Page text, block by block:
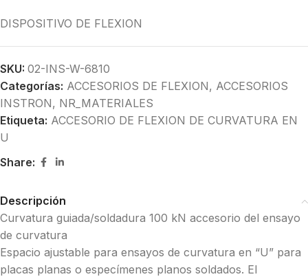
DISPOSITIVO DE FLEXION
SKU: 02-INS-W-6810
Categorías: ACCESORIOS DE FLEXION, ACCESORIOS
INSTRON, NR_MATERIALES
Etiqueta: ACCESORIO DE FLEXION DE CURVATURA EN
U
Share:
Descripción
Curvatura guiada/soldadura 100 kN accesorio del ensayo
de curvatura
Espacio ajustable para ensayos de curvatura en “U” para
placas planas o especímenes planos soldados. El